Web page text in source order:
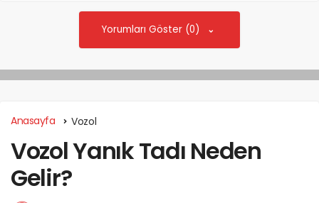
Yorumları Göster (0)
Anasayfa Vozol
Vozol Yanık Tadı Neden
Gelir?